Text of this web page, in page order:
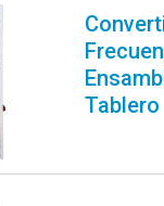
Tablero